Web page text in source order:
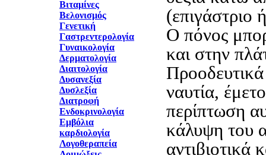
Βιταμίνες
Βελονισμός
Γενετική
Γαστρεντερολογία
Γυναικολογία
Δερματολογία
Διαιτολογία
Δυσανεξία
Δυσλεξία
Διατροφή
Ενδοκρινολογία
Εμβόλια
καρδιολογία
Λογοθεραπεία
(επιγάστριο
Ο πόνος
και στην
ναυτία,
περίπτωση
κάλυψη του
αντιβιοτικά